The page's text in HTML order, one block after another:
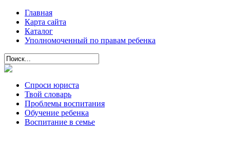
Главная
Карта сайта
Каталог
Уполномоченный по правам ребенка
Спроси юриста
Твой словарь
Проблемы воспитания
Обучение ребенка
Воспитание в семье